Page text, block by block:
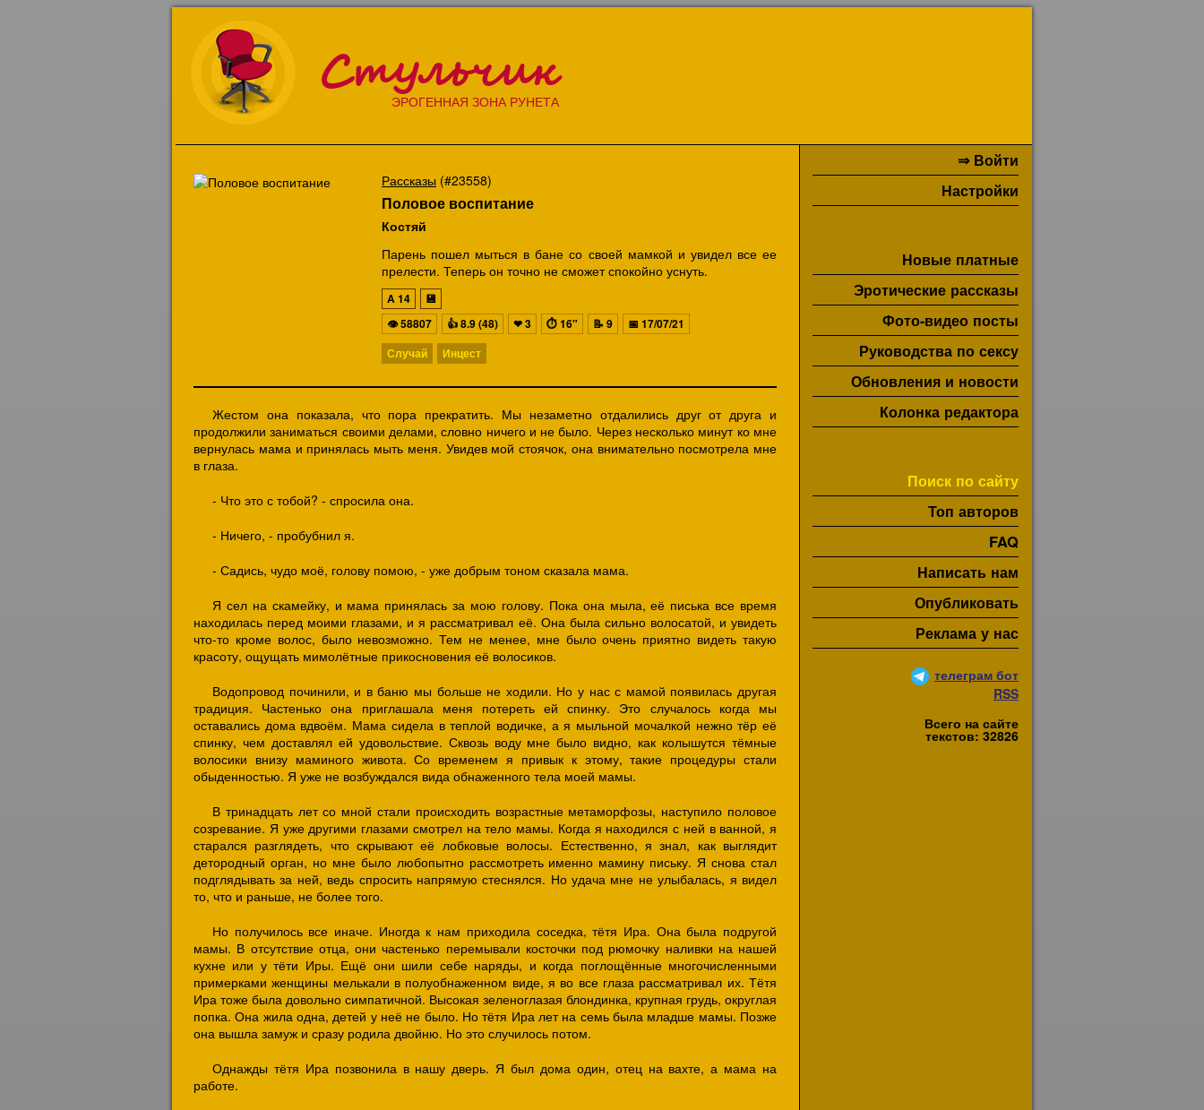
Стульчик
ЭРОГЕННАЯ ЗОНА РУНЕТА
⇒ Войти
Настройки
Новые платные
Эротические рассказы
Фото-видео посты
Руководства по сексу
Обновления и новости
Колонка редактора
Поиск по сайту
Топ авторов
FAQ
Написать нам
Опубликовать
Реклама у нас
телеграм бот
RSS
Всего на сайте
текстов: 32826
Рассказы (#23558)
Половое воспитание
Костяй
Парень пошел мыться в бане со своей мамкой и увидел все ее
прелести. Теперь он точно не сможет спокойно уснуть.
A14
💾
👁58807 👍8.9 (48) ❤3 ⏱16" 📝 9 📅 17/07/21
Случай
Инцест
Жестом она показала, что пора прекратить. Мы незаметно отдалились друг от друга и
продолжили заниматься своими делами, словно ничего и не было. Через несколько минут ко мне
вернулась мама и принялась мыть меня. Увидев мой стоячок, она внимательно посмотрела мне
в глаза.
- Что это с тобой? - спросила она.
- Ничего, - пробубнил я.
- Садись, чудо моё, голову помою, - уже добрым тоном сказала мама.
Я сел на скамейку, и мама принялась за мою голову. Пока она мыла, её писька все время
находилась перед моими глазами, и я рассматривал её. Она была сильно волосатой, и увидеть
что-то кроме волос, было невозможно. Тем не менее, мне было очень приятно видеть такую
красоту, ощущать мимолётные прикосновения её волосиков.
Водопровод починили, и в баню мы больше не ходили. Но у нас с мамой появилась другая
традиция. Частенько она приглашала меня потереть ей спинку. Это случалось когда мы
оставались дома вдвоём. Мама сидела в теплой водичке, а я мыльной мочалкой нежно тёр её
спинку, чем доставлял ей удовольствие. Сквозь воду мне было видно, как колышутся тёмные
волосики внизу маминого живота. Со временем я привык к этому, такие процедуры стали
обыденностью. Я уже не возбуждался вида обнаженного тела моей мамы.
В тринадцать лет со мной стали происходить возрастные метаморфозы, наступило половое
созревание. Я уже другими глазами смотрел на тело мамы. Когда я находился с ней в ванной, я
старался разглядеть, что скрывают её лобковые волосы. Естественно, я знал, как выглядит
детородный орган, но мне было любопытно рассмотреть именно мамину письку. Я снова стал
подглядывать за ней, ведь спросить напрямую стеснялся. Но удача мне не улыбалась, я видел
то, что и раньше, не более того.
Но получилось все иначе. Иногда к нам приходила соседка, тётя Ира. Она была подругой
мамы. В отсутствие отца, они частенько перемывали косточки под рюмочку наливки на нашей
кухне или у тёти Иры. Ещё они шили себе наряды, и когда поглощённые многочисленными
примерками женщины мелькали в полуобнаженном виде, я во все глаза рассматривал их. Тётя
Ира тоже была довольно симпатичной. Высокая зеленоглазая блондинка, крупная грудь, округлая
попка. Она жила одна, детей у неё не было. Но тётя Ира лет на семь была младше мамы. Позже
она вышла замуж и сразу родила двойню. Но это случилось потом.
Однажды тётя Ира позвонила в нашу дверь. Я был дома один, отец на вахте, а мама на
работе.